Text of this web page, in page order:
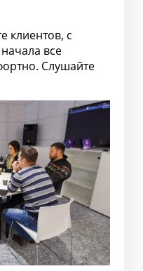
клиентов, с
все
Слушайте